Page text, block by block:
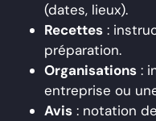
(dates, lieux).
Recettes :
préparation.
Organisations :
entreprise ou
Avis : notation